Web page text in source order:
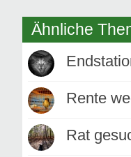
Ähnliche
Rente
Rat